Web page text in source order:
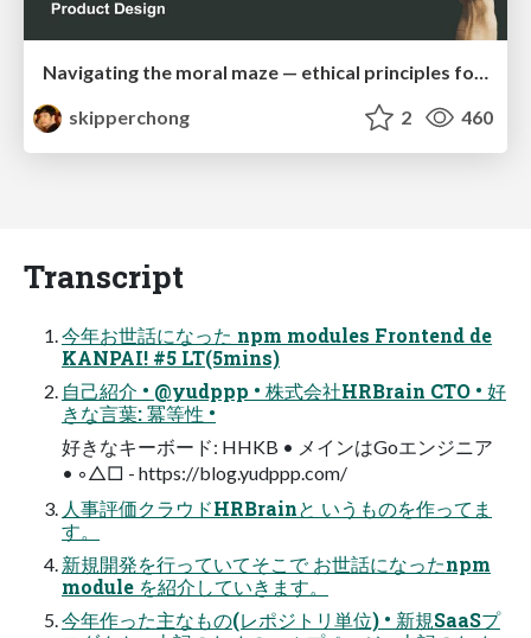
skipperchong
2 460
Transcript
今年お世話になった npm modules Frontend de
KANPAI! #5 LT(5mins)
⾃⼰紹介 • @yudppp • 株式会社HRBrain CTO • 好
きな⾔葉: 冪等性 •
好きなキーボード: HHKB • メインはGoエンジニア
• ◦△□ - https://blog.yudppp.com/
⼈事評価クラウドHRBrainと いうものを作ってま
す。
新規開発を⾏っていてそこで お世話になったnpm
module を紹介していきます。
今年作った主なもの(レポジトリ単位) • 新規SaaSプ